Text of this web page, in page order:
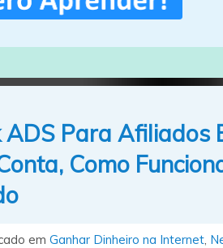
ADS Para Afiliados
Como
em Ganhar Dinheiro na Internet